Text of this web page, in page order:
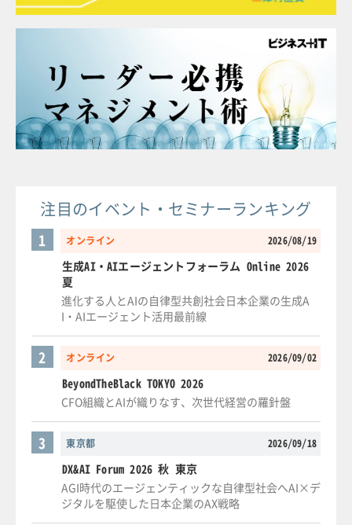
注目のイベント・セミナーランキング
オンライン 2026/08/19
1
生成AI・AIエージェントフォーラム Online 2026
夏
進化する人とAIの自律型共創社会日本企業の生成A
I・AIエージェント活用最前線
オンライン 2026/09/02
2
BeyondTheBlack TOKYO 2026
CFO組織とAIが織りなす、次世代経営の羅針盤
東京都 2026/09/18
3
DX&AI Forum 2026 秋 東京
AGI時代のエージェンティックな自律型社会へAI×デ
ジタルを駆使した日本企業のAX戦略